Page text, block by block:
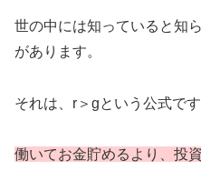
世の中には知っていると知
があります。
それは、r＞gという公式で
働いてお金貯めるより、投